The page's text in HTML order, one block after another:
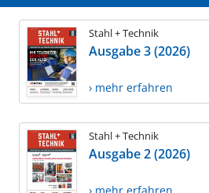
Stahl + Technik
Ausgabe 3 (2026)
› mehr erfahren
Stahl + Technik
Ausgabe 2 (2026)